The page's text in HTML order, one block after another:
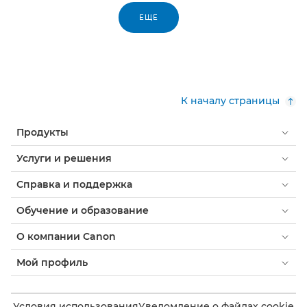
ЕЩЕ
К началу страницы
Продукты
Услуги и решения
Справка и поддержка
Обучение и образование
О компании Canon
Мой профиль